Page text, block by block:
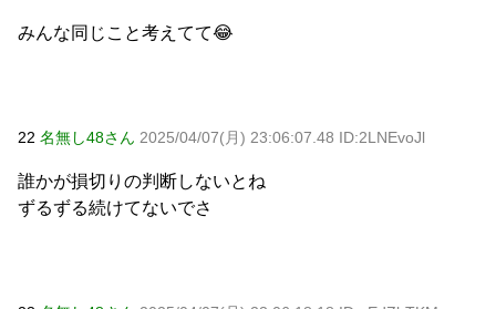
みんな同じこと考えてて😂
22 名無し48さん 2025/04/07(月) 23:06:07.48 ID:2LNEvoJl
誰かが損切りの判断しないとね
ずるずる続けてないでさ